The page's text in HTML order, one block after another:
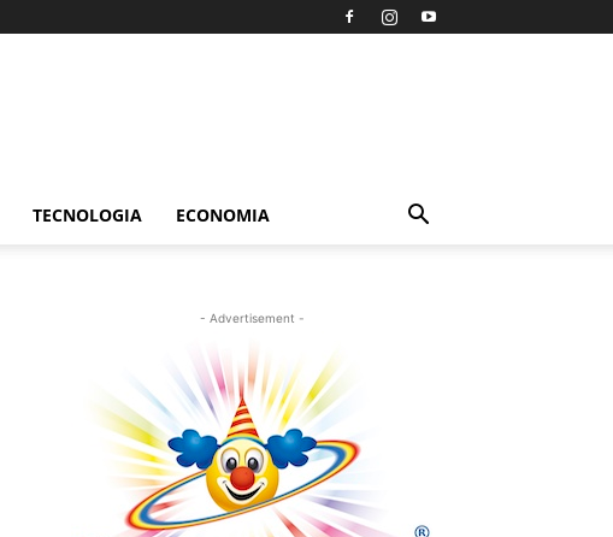
TECNOLOGIA ECONOMIA
- Advertisement -